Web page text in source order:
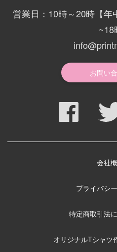
営業日：10時～20時【年
~18
お問い
会社
プライバシ
特定商取引法
オリジナルTシャツ